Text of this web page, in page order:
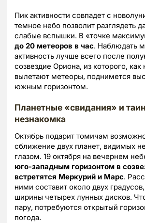
Пик активности совпадет с
темное небо позволит разглядеть
слабые вспышки. В «точке
до 20 метеоров в час. Наблюдать
активность лучше всего после
созвездие Ориона, из которого, как
вылетают метеоры, поднимется
южным горизонтом.
Планетные «свидания» и
незнакомка
Октябрь подарит томичам
сближение двух планет, видимых
глазом. 19 октября на вечернем
юго-западным горизонтом в
встретятся Меркурий и Марс.
ними составит около двух
ширины четырех лунных дисков.
пару, потребуются открытый
погода.